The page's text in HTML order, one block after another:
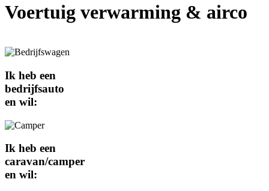
Voertuig verwarming & airco
Ik heb een
bedrijfsauto
en wil:
Ik heb een
caravan/camper
en wil: